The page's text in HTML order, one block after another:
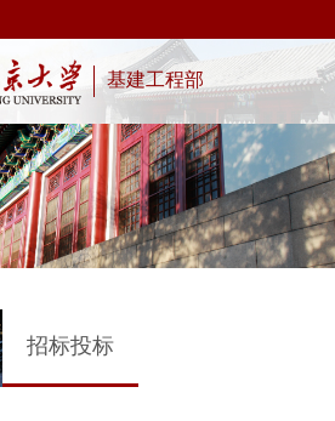
基建工程部
招标投标